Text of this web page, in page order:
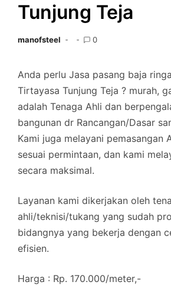
Tunjung Teja
manofsteel 0
Anda perlu Jasa pasang baja
Tirtayasa Tunjung Teja ? murah,
adalah Tenaga Ahli dan
bangunan dr Rancangan/Dasar
Kami juga melayani pemasangan
sesuai permintaan, dan kami
secara maksimal.
Layanan kami dikerjakan oleh
ahli/teknisi/tukang yang sudah
bidangnya yang bekerja dengan
efisien.
Harga : Rp. 170.000/meter,-